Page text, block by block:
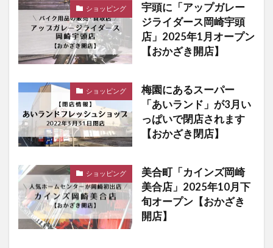
ショッピング
宇頭に「アップガレー
ジライダース岡崎宇頭
店」2025年1月オープン
【おかざき開店】
ショッピング
梅園にあるスーパー
「あいランド」が3月い
っぱいで閉店されます
【おかざき閉店】
ショッピング
美合町「カインズ岡崎
美合店」2025年10月下
旬オープン【おかざき
開店】